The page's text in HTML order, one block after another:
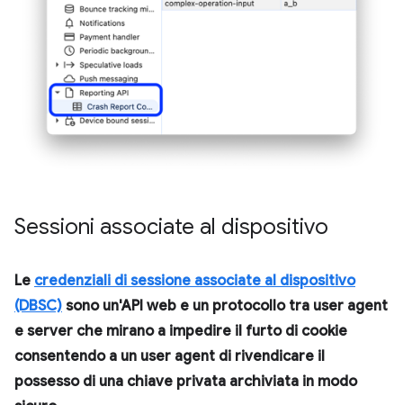
Sessioni associate al dispositivo
Le credenziali di sessione associate al dispositivo
(DBSC) sono un'API web e un protocollo tra user agent
e server che mirano a impedire il furto di cookie
consentendo a un user agent di rivendicare il
possesso di una chiave privata archiviata in modo